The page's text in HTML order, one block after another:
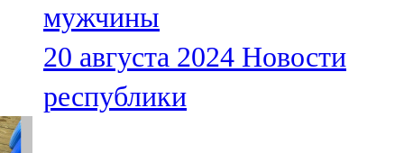
мужчины
20 августа 2024 Новости
республики